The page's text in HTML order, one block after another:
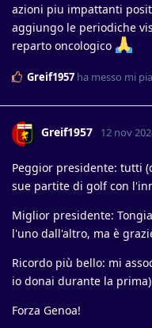
azioni piu impattanti
aggiungo le periodiche
reparto oncologico
Greif1957 ha messo mi
Greif1957 12 nov
Peggior presidente: tutti
sue partite di golf con
Miglior presidente:
l'uno dall'altro, ma è
Ricordo più bello: mi
io donai durante la
Forza Genoa!